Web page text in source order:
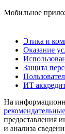
Мобильное
Этика и
Оказание
Защита
ИТ
На
предоставления
и анализа